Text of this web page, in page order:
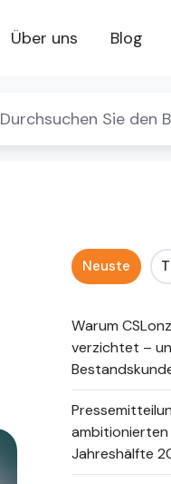
Über uns Blog
Neuste
Warum
verzichtet –
ambitionierten
Jahreshälfte